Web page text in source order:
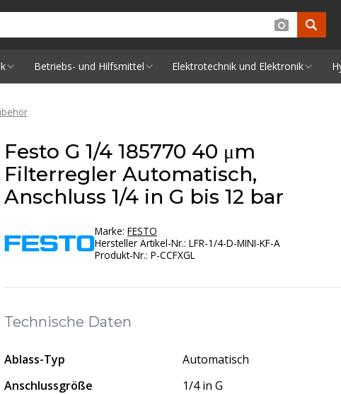
Betriebs- und Hilfsmittel Elektrotechnik und Elektronik
Festo G 1/4 185770 40 μm
Filterregler Automatisch,
Anschluss 1/4 in G bis 12 bar
Marke:FESTO
Hersteller Artikel-Nr.:LFR-1/4-D-MINI-KF-A
Produkt-Nr.:P-CCFXGL
Technische Daten
Ablass-Typ
Automatisch
Anschlussgröße
1/4 in G